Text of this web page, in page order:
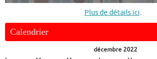
Plus de détails ici.
Calendrier
décembre 2022